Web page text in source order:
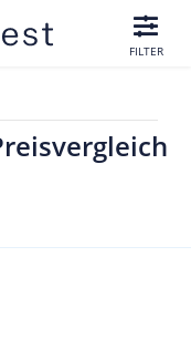
FILTER